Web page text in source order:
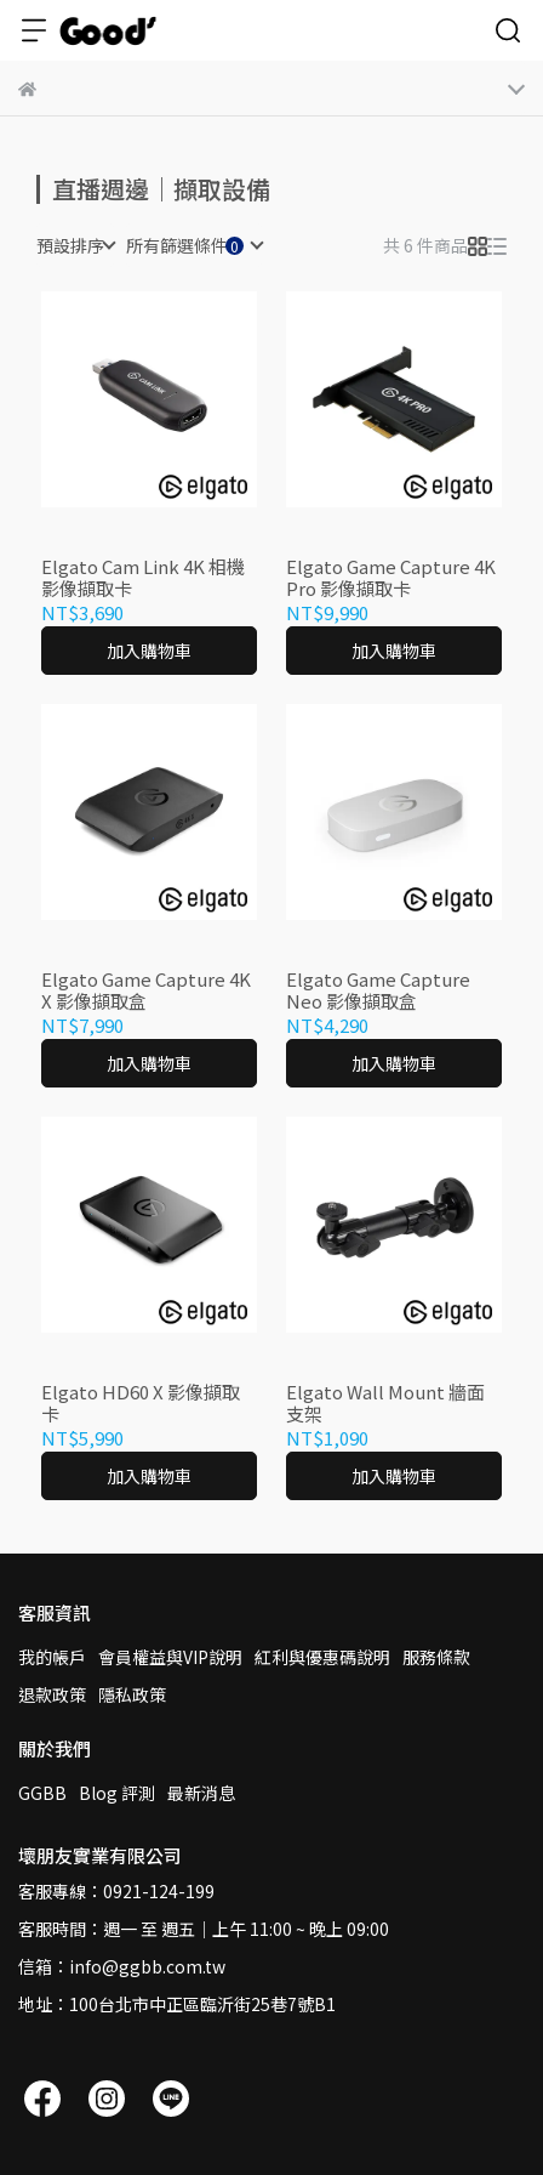
直播週邊｜擷取設備
預設排序 所有篩選條件 共 6 件商品
Elgato Cam Link 4K 相機
影像擷取卡
NT$3,690
加入購物車
Elgato Game Capture 4K
Pro 影像擷取卡
NT$9,990
加入購物車
Elgato Game Capture 4K
X 影像擷取盒
NT$7,990
加入購物車
Elgato Game Capture
Neo 影像擷取盒
NT$4,290
加入購物車
Elgato HD60 X 影像擷取
卡
NT$5,990
加入購物車
Elgato Wall Mount 牆面
支架
NT$1,090
加入購物車
客服資訊
我的帳戶 會員權益與VIP說明 紅利與優惠碼說明 服務條款
退款政策 隱私政策
關於我們
GGBB Blog 評測 最新消息
壞朋友實業有限公司
客服專線：0921-124-199
客服時間：週一 至 週五｜上午 11:00 ~ 晚上 09:00
信箱：info@ggbb.com.tw
地址：100台北市中正區臨沂街25巷7號B1